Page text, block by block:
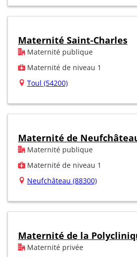
Maternité Saint-Charles
Maternité publique
Maternité de niveau 1
Toul (54200)
Maternité de
Maternité publique
Maternité de niveau 1
Neufchâteau (88300)
Maternité de la
Maternité privée